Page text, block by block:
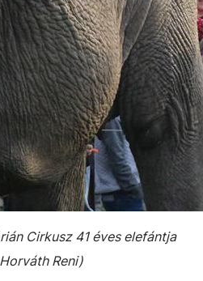
Cirkusz 41 éves elefántja
Reni)